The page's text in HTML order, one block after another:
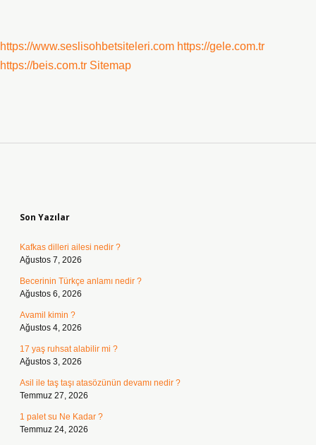
https://www.seslisohbetsiteleri.com https://gele.com.tr
https://beis.com.tr Sitemap
Son Yazılar
Kafkas dilleri ailesi nedir ?
Ağustos 7, 2026
Becerinin Türkçe anlamı nedir ?
Ağustos 6, 2026
Avamil kimin ?
Ağustos 4, 2026
17 yaş ruhsat alabilir mi ?
Ağustos 3, 2026
Asil ile taş taşı atasözünün devamı nedir ?
Temmuz 27, 2026
1 palet su Ne Kadar ?
Temmuz 24, 2026